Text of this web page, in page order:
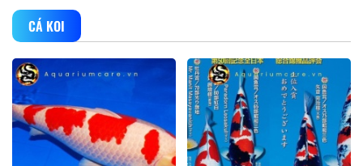
CÁ KOI